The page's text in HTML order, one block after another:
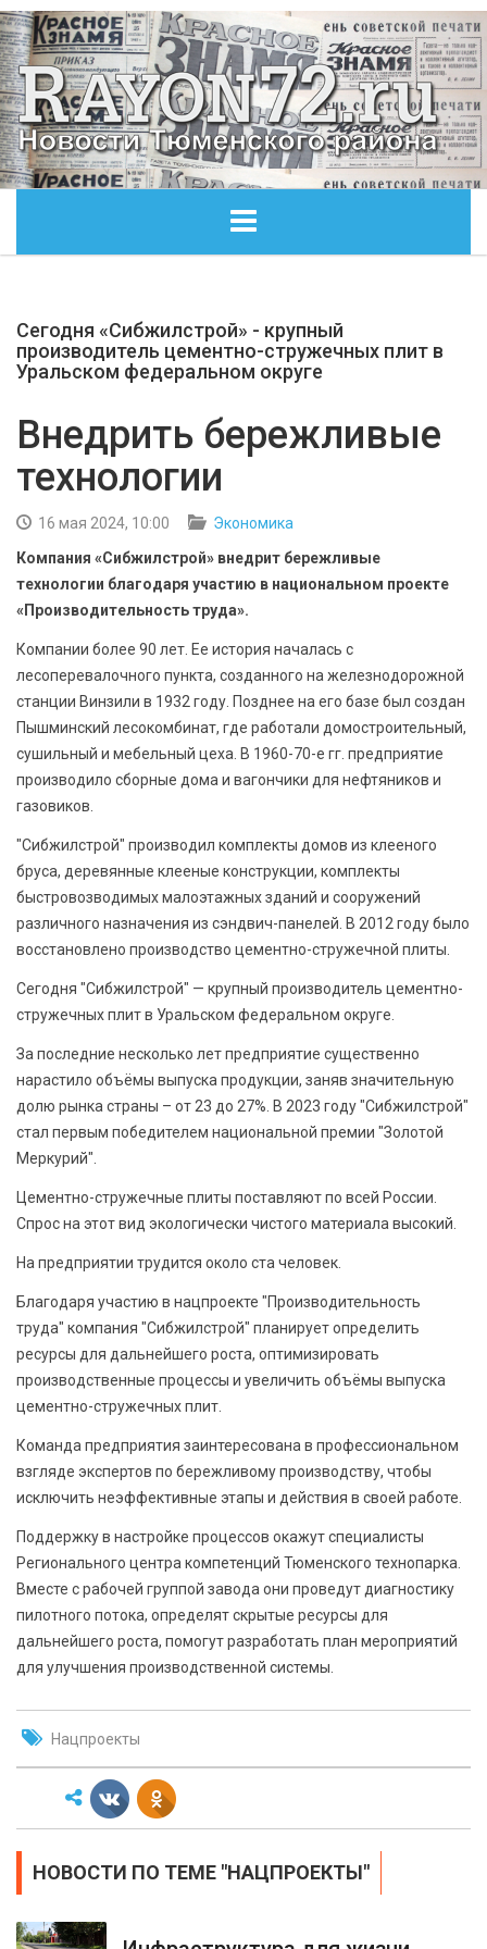
ОБЩЕСТВО
КУЛЬТУРА
СПОРТ
АРХИВ PDF
Сегодня «Сибжилстрой» - крупный
производитель цементно-стружечных плит в
Уральском федеральном округе
Внедрить бережливые
технологии
16 мая 2024, 10:00
Экономика
Компания «Сибжилстрой» внедрит бережливые
технологии благодаря участию в национальном проекте
«Производительность труда».
Компании более 90 лет. Ее история началась с
лесоперевалочного пункта, созданного на железнодорожной
станции Винзили в 1932 году. Позднее на его базе был создан
Пышминский лесокомбинат, где работали домостроительный,
сушильный и мебельный цеха. В 1960-70-е гг. предприятие
производило сборные дома и вагончики для нефтяников и
газовиков.
"Сибжилстрой" производил комплекты домов из клееного
бруса, деревянные клееные конструкции, комплекты
быстровозводимых малоэтажных зданий и сооружений
различного назначения из сэндвич-панелей. В 2012 году было
восстановлено производство цементно-стружечной плиты.
Сегодня "Сибжилстрой" — крупный производитель цементно-
стружечных плит в Уральском федеральном округе.
За последние несколько лет предприятие существенно
нарастило объёмы выпуска продукции, заняв значительную
долю рынка страны – от 23 до 27%. В 2023 году "Сибжилстрой"
стал первым победителем национальной премии "Золотой
Меркурий".
Цементно-стружечные плиты поставляют по всей России.
Спрос на этот вид экологически чистого материала высокий.
На предприятии трудится около ста человек.
Благодаря участию в нацпроекте "Производительность
труда" компания "Сибжилстрой" планирует определить
ресурсы для дальнейшего роста, оптимизировать
производственные процессы и увеличить объёмы выпуска
цементно-стружечных плит.
Команда предприятия заинтересована в профессиональном
взгляде экспертов по бережливому производству, чтобы
исключить неэффективные этапы и действия в своей работе.
Поддержку в настройке процессов окажут специалисты
Регионального центра компетенций Тюменского технопарка.
Вместе с рабочей группой завода они проведут диагностику
пилотного потока, определят скрытые ресурсы для
дальнейшего роста, помогут разработать план мероприятий
для улучшения производственной системы.
Нацпроекты
НОВОСТИ ПО ТЕМЕ "НАЦПРОЕКТЫ"